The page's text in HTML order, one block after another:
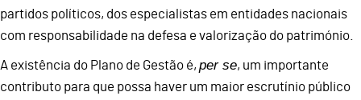
partidos políticos, dos especialistas em entidades nacionais
com responsabilidade na defesa e valorização do património.
A existência do Plano de Gestão é, per se, um importante
contributo para que possa haver um maior escrutínio público